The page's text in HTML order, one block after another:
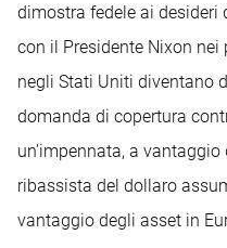
dimostra fedele ai desideri
con il Presidente Nixon
negli Stati Uniti diventano
domanda di copertura
un’impennata, a
ribassista del dollaro
vantaggio degli asset in